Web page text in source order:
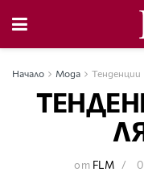
Начало Мода Тенденции
от FLM